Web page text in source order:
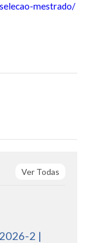
mestrado/
Ver Todas
2 |